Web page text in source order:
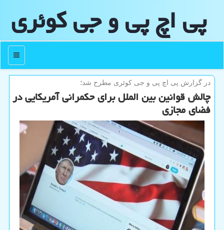
پی اچ پی و جی كوئری
منو
در گزارش پی اچ پی و جی كوئری مطرح شد؛
چالش قوانین بین الملل برای حكمرانی آمریكایی در
فضای مجازی